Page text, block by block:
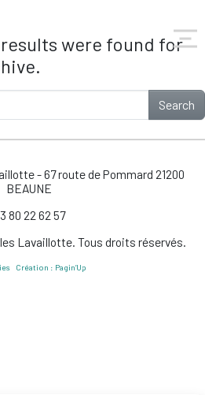
were found for
Search
- 67 route de Pommard 21200
BEAUNE
80 22 62 57
Lavaillotte. Tous droits réservés.
Création : Pagin’Up